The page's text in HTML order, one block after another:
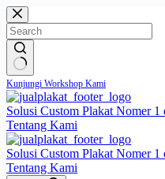
Skip
to
content
No
results
Kunjungi Workshop Kami
Solusi Custom Plakat Nomer
Tentang Kami
Solusi Custom Plakat Nomer
Tentang Kami